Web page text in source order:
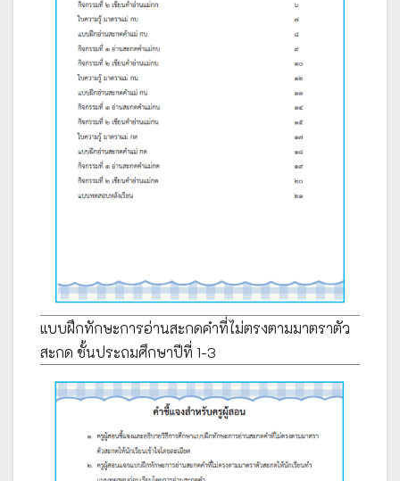
แบบฝึกทักษะการอ่านสะกดคำที่ไม่ตรงตามมาตราตัว
สะกด ชั้นประถมศึกษาปีที่ 1-3